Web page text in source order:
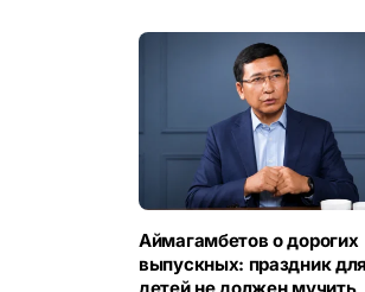
Аймагамбетов о дорогих
выпускных: праздник для